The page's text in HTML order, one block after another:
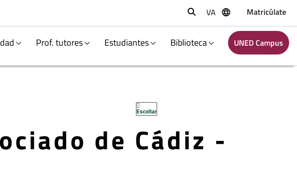
Buscar
VA Matricúlate
Prof. tutores Estudiantes Biblioteca UNED Campus
Escoltar
de Cádiz -